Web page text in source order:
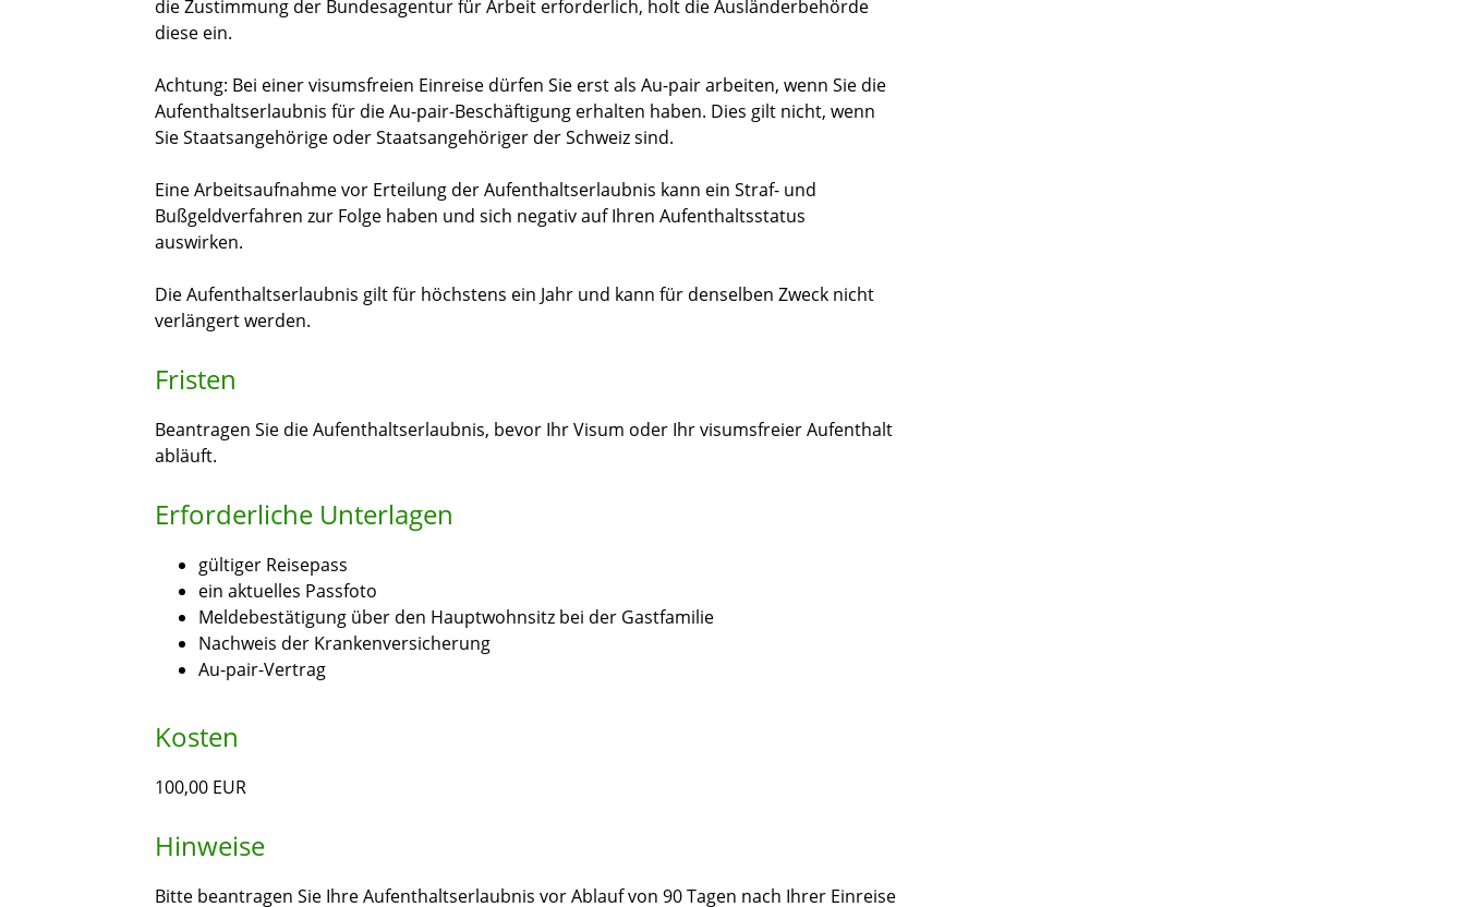
die Zustimmung der Bundesagentur für Arbeit erforderlich, holt die Ausländerbehörde
diese ein.
Achtung: Bei einer visumsfreien Einreise dürfen Sie erst als Au-pair arbeiten, wenn Sie die
Aufenthaltserlaubnis für die Au-pair-Beschäftigung erhalten haben. Dies gilt nicht, wenn
Sie Staatsangehörige oder Staatsangehöriger der Schweiz sind.
Eine Arbeitsaufnahme vor Erteilung der Aufenthaltserlaubnis kann ein Straf- und
Bußgeldverfahren zur Folge haben und sich negativ auf Ihren Aufenthaltsstatus
auswirken.
Die Aufenthaltserlaubnis gilt für höchstens ein Jahr und kann für denselben Zweck nicht
verlängert werden.
Fristen
Beantragen Sie die Aufenthaltserlaubnis, bevor Ihr Visum oder Ihr visumsfreier Aufenthalt
abläuft.
Erforderliche Unterlagen
gültiger Reisepass
ein aktuelles Passfoto
Meldebestätigung über den Hauptwohnsitz bei der Gastfamilie
Nachweis der Krankenversicherung
Au-pair-Vertrag
Kosten
100,00 EUR
Hinweise
Bitte beantragen Sie Ihre Aufenthaltserlaubnis vor Ablauf von 90 Tagen nach Ihrer Einreise